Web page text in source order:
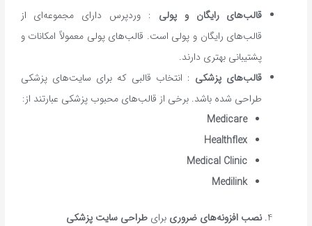
قالب‌های رایگان و پولی : وردپرس دارای مجموعه‌ای از
قالب‌های رایگان و پولی است. قالب‌های پولی معمولاً امکانات و
پشتیبانی بهتری دارند.
قالب‌های پزشکی : انتخاب قالبی که برای سایت‌های پزشکی
طراحی شده باشد. برخی از قالب‌های محبوب پزشکی عبارتند از:
Medicare
Healthflex
Medical Clinic
Medilink
نصب افزونه‌های ضروری برای طراحی سایت پزشکی